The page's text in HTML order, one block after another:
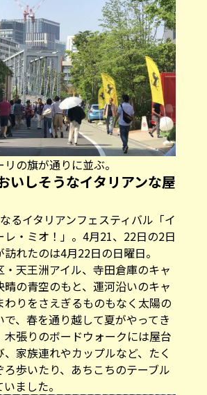
の旗が通りに並ぶ。
いしそうなイタリアンな屋
るイタリアンフェスティバル「イ
レ・ミオ！」。4月21、22日の2日
れたのは4月22日の日曜日。
・天王洲アイル、寺田倉庫のキャ
晴の青空のもと、運河沿いのキャ
わりをさえぎるものもなく太陽の
で、春を通り越して夏がやってき
木張りのボードウォークには屋台
家族連れやカップルなど、たく
ろ歩いたり、あちこちのテーブル
ました。